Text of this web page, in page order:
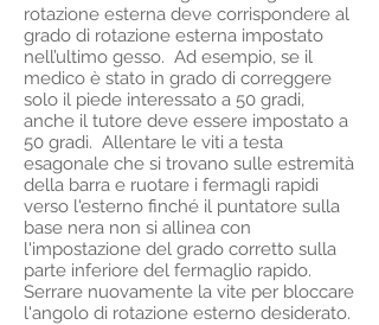
rotazione esterna deve corrispondere al
grado di rotazione esterna impostato
nell’ultimo gesso. Ad esempio, se il
medico è stato in grado di correggere
solo il piede interessato a 50 gradi,
anche il tutore deve essere impostato a
50 gradi. Allentare le viti a testa
esagonale che si trovano sulle estremità
della barra e ruotare i fermagli rapidi
verso l'esterno finché il puntatore sulla
base nera non si allinea con
l'impostazione del grado corretto sulla
parte inferiore del fermaglio rapido.
Serrare nuovamente la vite per bloccare
l'angolo di rotazione esterno desiderato.